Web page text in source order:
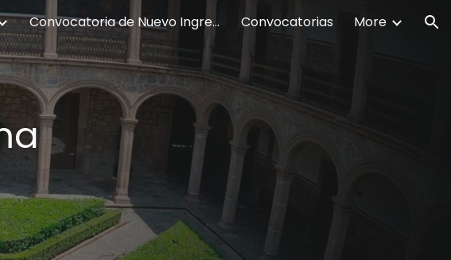
Skip to navigation Convocatoria de Nuevo Ingreso 26-27 Convocatorias More